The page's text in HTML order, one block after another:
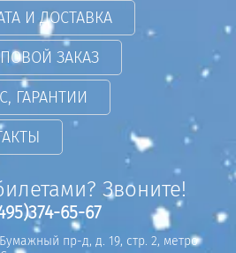
И ДОСТАВКА
ЗАКАЗ
ГАРАНТИИ
Звоните!
65-67
пр-д, д. 19, стр. 2, метро